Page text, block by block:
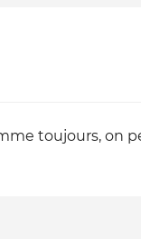
toujours, on